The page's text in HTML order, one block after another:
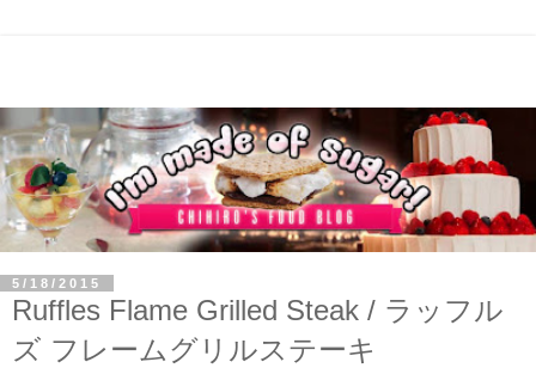
5/18/2015
Ruffles Flame Grilled Steak / ラッフル
ズ フレームグリルステーキ